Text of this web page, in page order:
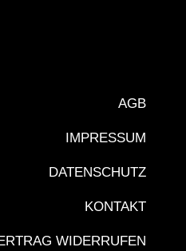
AGB
IMPRESSUM
DATENSCHUTZ
KONTAKT
WIDERRUFEN